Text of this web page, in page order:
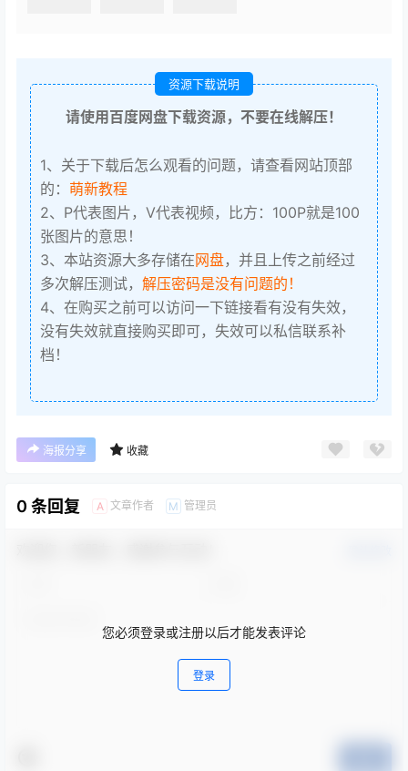
资源下载说明
请使用百度网盘下载资源，不要在线解压！
1、关于下载后怎么观看的问题，请查看网站顶部
的： 萌新教程
2、P代表图片，V代表视频，比方：100P就是100
张图片的意思！
3、本站资源大多存储在网盘，并且上传之前经过
多次解压测试， 解压密码是没有问题的！
4、在购买之前可以访问一下链接看有没有失效，
没有失效就直接购买即可，失效可以私信联系补
档！
海报分享 收藏
0 条回复 A 文章作者 M 管理员
您必须登录或注册以后才能发表评论
登录